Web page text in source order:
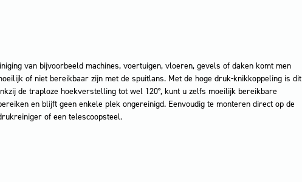
van bijvoorbeeld machines, voertuigen, vloeren, gevels of daken komt men
of niet bereikbaar zijn met de spuitlans. Met de hoge druk-knikkoppeling is dit
de traploze hoekverstelling tot wel 120°, kunt u zelfs moeilijk bereikbare
en blijft geen enkele plek ongereinigd. ​Eenvoudig te monteren direct op de
of een telescoopsteel.